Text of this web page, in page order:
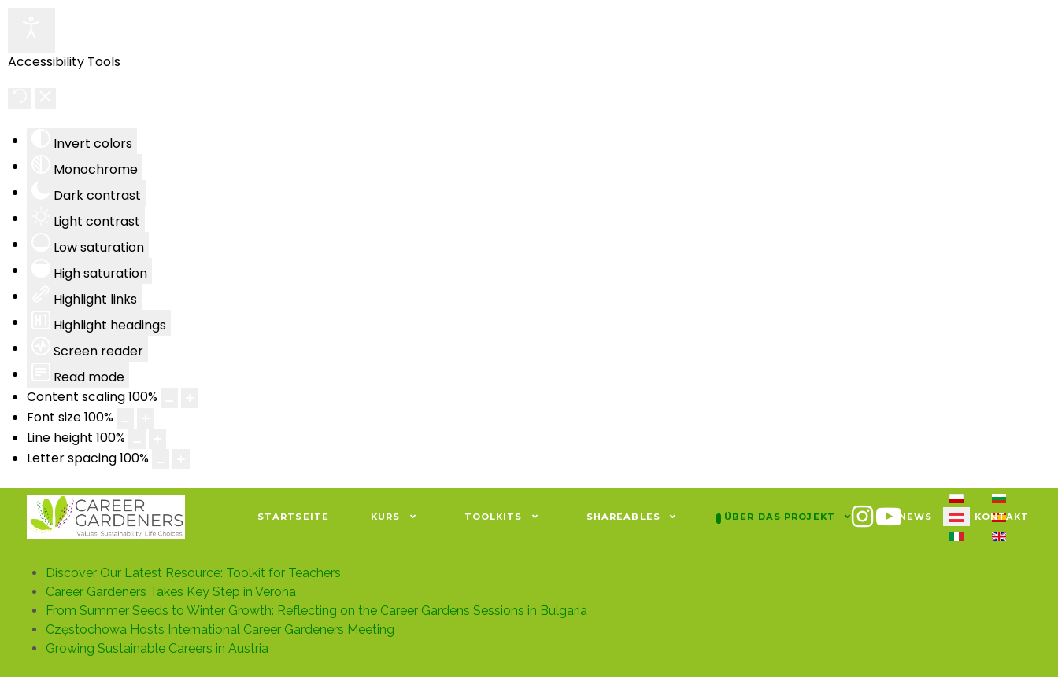
Accessibility Tools
Invert colors
Monochrome
Dark contrast
Light contrast
Low saturation
High saturation
Highlight links
Highlight headings
Screen reader
Read mode
Content scaling100%
Font size100%
Line height 100%
Letter spacing100%
STARTSEITE KURS TOOLKITS SHAREABLES ÜBER DAS PROJEKT NEWS KONTAKT
Sprache auswählen
Discover Our Latest Resource: Toolkit for Teachers
Career Gardeners Takes Key Step in Verona
From Summer Seeds to Winter Growth: Reflecting on the Career Gardens Sessions in Bulgaria
Częstochowa Hosts International Career Gardeners Meeting
Growing Sustainable Careers in Austria